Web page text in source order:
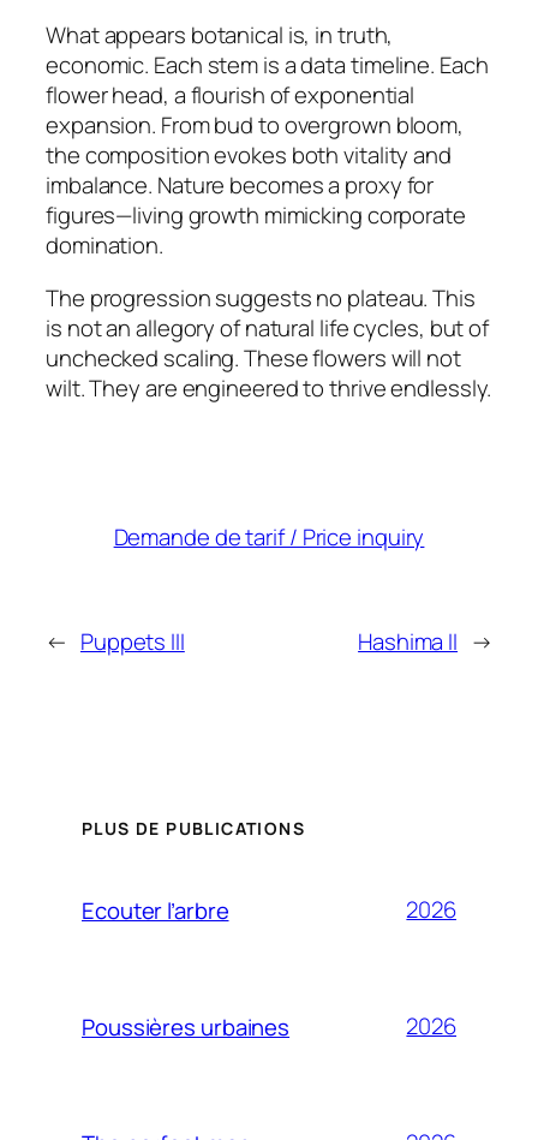
What appears botanical is, in truth,
economic. Each stem is a data timeline. Each
flower head, a flourish of exponential
expansion. From bud to overgrown bloom,
the composition evokes both vitality and
imbalance. Nature becomes a proxy for
figures—living growth mimicking corporate
domination.
The progression suggests no plateau. This
is not an allegory of natural life cycles, but of
unchecked scaling. These flowers will not
wilt. They are engineered to thrive endlessly.
Demande de tarif / Price inquiry
← Puppets III Hashima II →
PLUS DE PUBLICATIONS
Ecouter l’arbre 2026
Poussières urbaines 2026